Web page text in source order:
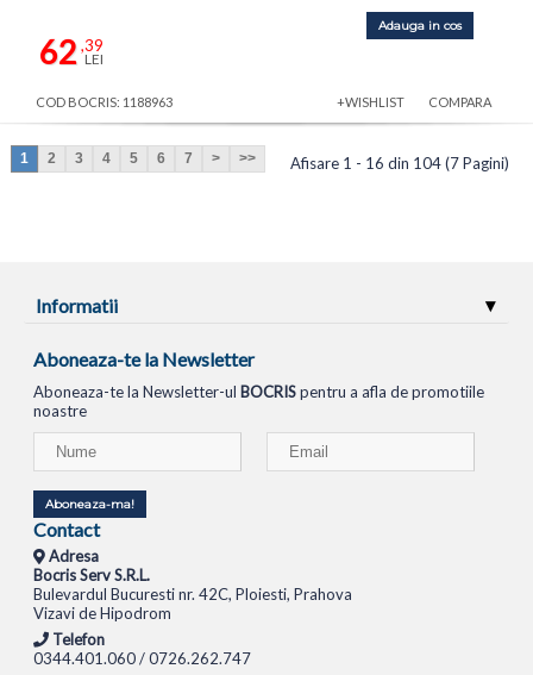
62,39
LEI
Adauga in cos
COD BOCRIS: 1188963 +WISHLIST COMPARA
1 2 3 4 5 6 7 > >> Afisare 1 - 16 din 104 (7 Pagini)
Informatii
Aboneaza-te la Newsletter
Aboneaza-te la Newsletter-ul BOCRISpentru a afla de promotiile
noastre
Aboneaza-ma!
Contact
Adresa
Bocris Serv S.R.L.
Bulevardul Bucuresti nr. 42C, Ploiesti, Prahova
Vizavi de Hipodrom
Telefon
0344.401.060 / 0726.262.747